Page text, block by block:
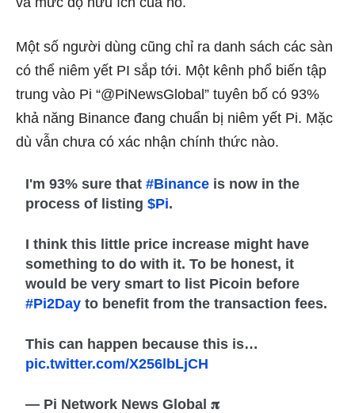
Một số người dùng cũng chỉ ra danh sách các sàn
có thể niêm yết PI sắp tới. Một kênh phổ biến tập
trung vào Pi “@PiNewsGlobal” tuyên bố có 93%
khả năng Binance đang chuẩn bị niêm yết Pi. Mặc
dù vẫn chưa có xác nhận chính thức nào.
I'm 93% sure that#Binance is now in the
process of listing$Pi.
I think this little price increase might have
something to do with it. To be honest, it
would be very smart to list Picoin before
#Pi2Day to benefit from the transaction fees.
This can happen because this is…
pic.twitter.com/X256lbLjCH
— Pi Network News Global 𝛑